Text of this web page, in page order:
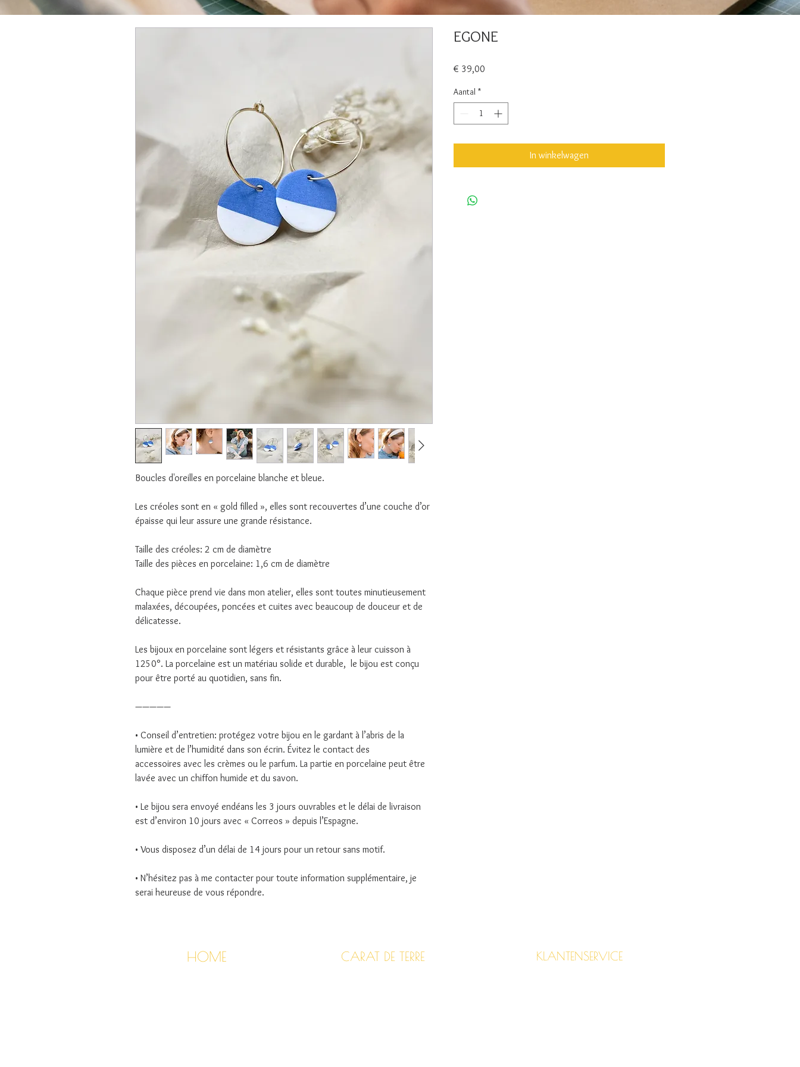
Boucles d'oreilles en porcelaine blanche et bleue.
Les créoles sont en « gold filled », elles sont recouvertes d’une couche d’or
épaisse qui leur assure une grande résistance.
Taille des créoles: 2 cm de diamètre
Taille des pièces en porcelaine: 1,6 cm de diamètre
Chaque pièce prend vie dans mon atelier, elles sont toutes minutieusement
malaxées, découpées, poncées et cuites avec beaucoup de douceur et de
délicatesse.
Les bijoux en porcelaine sont légers et résistants grâce à leur cuisson à
1250°. La porcelaine est un matériau solide et durable, le bijou est conçu
pour être porté au quotidien, sans fin.
—————
• Conseil d’entretien: protégez votre bijou en le gardant à l’abris de la
lumière et de l’humidité dans son écrin. Évitez le contact des
accessoires avec les crèmes ou le parfum. La partie en porcelaine peut être
lavée avec un chiffon humide et du savon.
• Le bijou sera envoyé endéans les 3 jours ouvrables et le délai de livraison
est d’environ 10 jours avec « Correos » depuis l’Espagne.
• Vous disposez d’un délai de 14 jours pour un retour sans motif.
• N’hésitez pas à me contacter pour toute information supplémentaire, je
serai heureuse de vous répondre.
EGONE
€ 39,00
Aantal *
In winkelwagen
HOME CARAT DE TERRE KLANTENSERVICE